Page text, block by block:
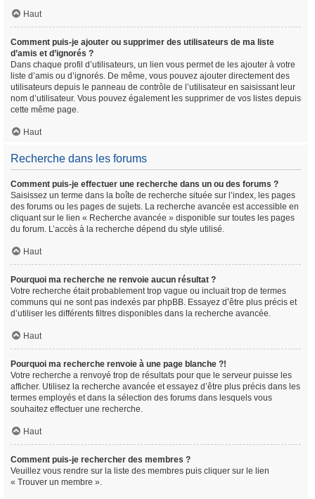
Haut
Comment puis-je ajouter ou supprimer des utilisateurs de ma liste
d’amis et d’ignorés ?
Dans chaque profil d’utilisateurs, un lien vous permet de les ajouter à votre
liste d’amis ou d’ignorés. De même, vous pouvez ajouter directement des
utilisateurs depuis le panneau de contrôle de l’utilisateur en saisissant leur
nom d’utilisateur. Vous pouvez également les supprimer de vos listes depuis
cette même page.
Haut
Recherche dans les forums
Comment puis-je effectuer une recherche dans un ou des forums ?
Saisissez un terme dans la boîte de recherche située sur l’index, les pages
des forums ou les pages de sujets. La recherche avancée est accessible en
cliquant sur le lien « Recherche avancée » disponible sur toutes les pages
du forum. L’accès à la recherche dépend du style utilisé.
Haut
Pourquoi ma recherche ne renvoie aucun résultat ?
Votre recherche était probablement trop vague ou incluait trop de termes
communs qui ne sont pas indexés par phpBB. Essayez d’être plus précis et
d’utiliser les différents filtres disponibles dans la recherche avancée.
Haut
Pourquoi ma recherche renvoie à une page blanche ?!
Votre recherche a renvoyé trop de résultats pour que le serveur puisse les
afficher. Utilisez la recherche avancée et essayez d’être plus précis dans les
termes employés et dans la sélection des forums dans lesquels vous
souhaitez effectuer une recherche.
Haut
Comment puis-je rechercher des membres ?
Veuillez vous rendre sur la liste des membres puis cliquer sur le lien
« Trouver un membre ».